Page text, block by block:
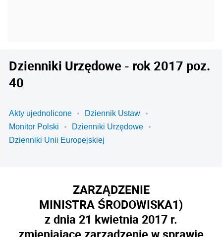
Dzienniki Urzędowe - rok 2017 poz.
40
Akty ujednolicone
Dziennik Ustaw
Monitor Polski
Dzienniki Urzędowe
Dzienniki Unii Europejskiej
ZARZĄDZENIE
MINISTRA ŚRODOWISKA1)
z dnia 21 kwietnia 2017 r.